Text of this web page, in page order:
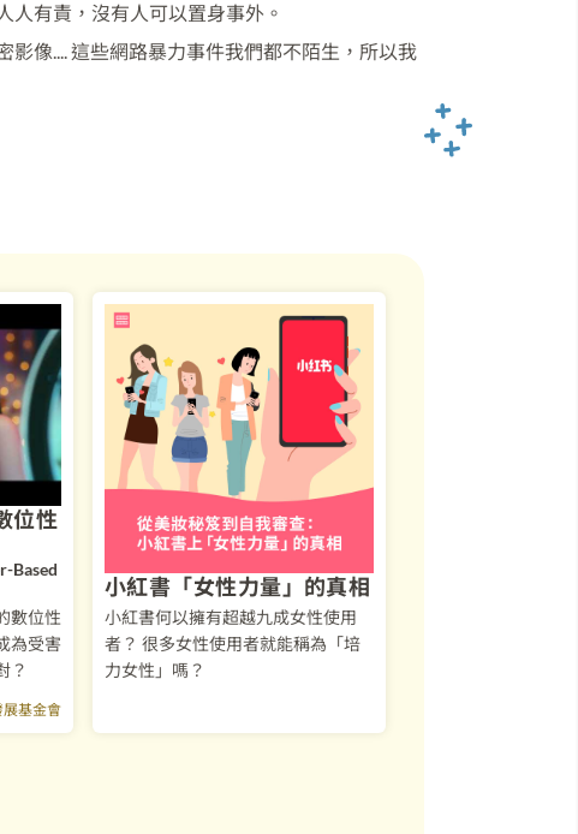
人有責，沒有人可以置身事外。
像.... 這些網路暴力事件我們都不陌生，所以我
位性
Based
數位性
為受害
？
展基金會
小紅書「女性力量」的真相⁣
小紅書何以擁有超越九成女性使用
者？⁣ 很多女性使用者就能稱為「培
力女性」嗎？⁣